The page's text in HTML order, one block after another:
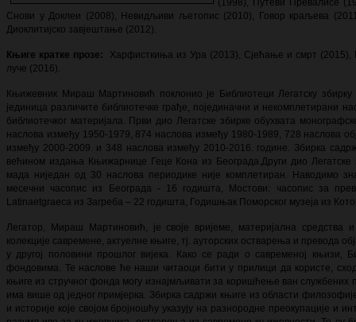
(1998), Путеви Превалисе
Снови у Доклеи (2008), Невидљиви љетопис (2010), Говор краљева
Диоклитијско завјештање (2012).
Књиге кратке прозе:
Харфисткиња из Ура (2013), Сјећање и смрт (2015),
луче (2016).
Књижевник Мираш Мартиновић поклонио је Библиотеци Легатску збирку
јединица различите библиотечке грађе, појединачни и некомплетирани
библиотечког материјала. Први дио Легатске збирке обухвата
наслова између 1950-1979, 874 наслова између 1980-1989, 728 наслова
између 2000-2009. и 348 наслова између 2010-2016. године. Збирка
већином издања Књижарнице Геце Кона из Београда.Други дио Легатске
мада ниједан од 30 наслова периодике није комплетиран. Наводимо
месечни часопис из Београда - 16 годишта, Мостови: часопис за
Latinaetgraeca из Загреба – 22 годишта, Годишњак Поморског музеја из
Легатор, Мираш Мартиновић, је своје вријеме, материјална средства
колекције савремене, актуелне књиге, тј. ауторских остварења и превода
у другој половини прошлог вијека. Како се ради о савременој књизи,
фондовима. Те наслове ће наши читаоци бити у прилици да користе,
књиге из стручног фонда могу изнајмљивати за коришћење ван службених
има више од једног примјерка. Збирка садржи књиге из области
и историје које својом бројношћу указују на разнородне преокупације и